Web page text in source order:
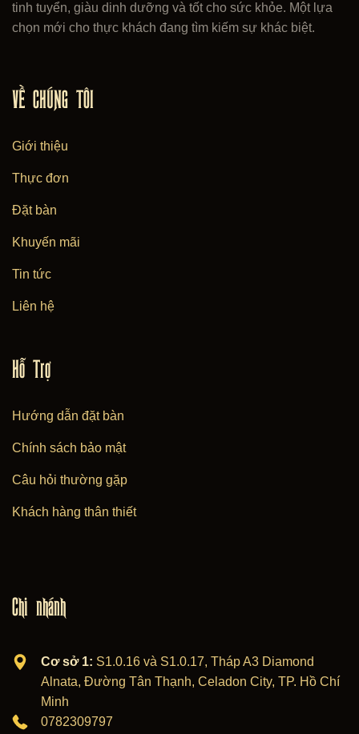
tinh tuyển, giàu dinh dưỡng và tốt cho sức khỏe. Một lựa
chọn mới cho thực khách đang tìm kiếm sự khác biệt.
VỀ CHÚNG TÔI
Giới thiệu
Thực đơn
Đặt bàn
Khuyến mãi
Tin tức
Liên hệ
Hỗ Trợ
Hướng dẫn đặt bàn
Chính sách bảo mật
Câu hỏi thường gặp
Khách hàng thân thiết
Chi nhánh
Cơ sở 1: S1.0.16 và S1.0.17, Tháp A3 Diamond
Alnata, Đường Tân Thạnh, Celadon City, TP. Hồ Chí
Minh
0782309797